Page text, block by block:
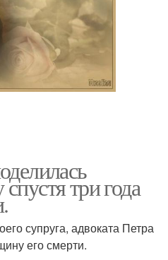
три года
супруга, адвоката Петра
его смерти.